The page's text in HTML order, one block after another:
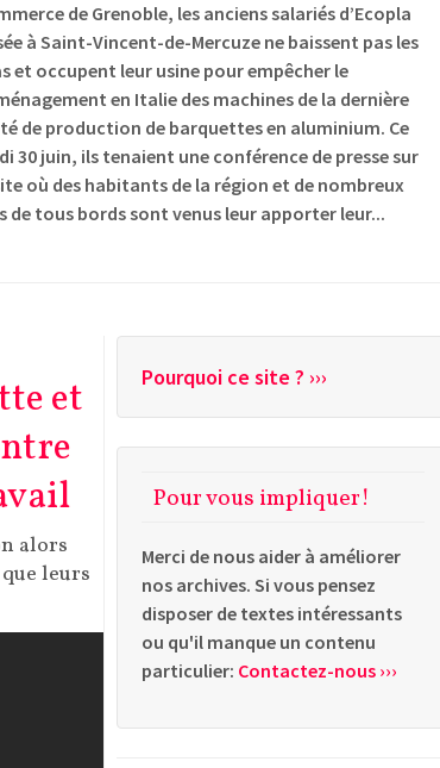
de Grenoble, les anciens salariés d’Ecopla
à Saint-Vincent-de-Mercuze ne baissent pas les
et occupent leur usine pour empêcher le
en Italie des machines de la dernière
de production de barquettes en aluminium. Ce
30 juin, ils tenaient une conférence de presse sur
où des habitants de la région et de nombreux
de tous bords sont venus leur apporter leur...
et
alors
leurs
Pourquoi ce site ? ›››
Pour vous impliquer!
Merci de nous aider à améliorer
nos archives. Si vous pensez
disposer de textes intéressants
ou qu'il manque un contenu
particulier: Contactez-nous ›››